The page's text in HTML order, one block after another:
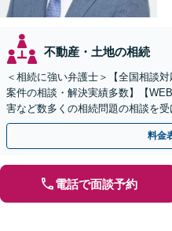
不動産・土地の相続
＜相続に強い弁護士＞【全国相談
案件の相談・解決実績多数】【
害など数多くの相続問題の相談を
過去に１００件超の遺言作成のお
料金
電話で面談予約